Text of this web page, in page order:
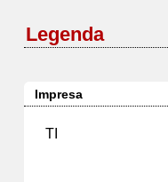
Legenda
Impresa
TI